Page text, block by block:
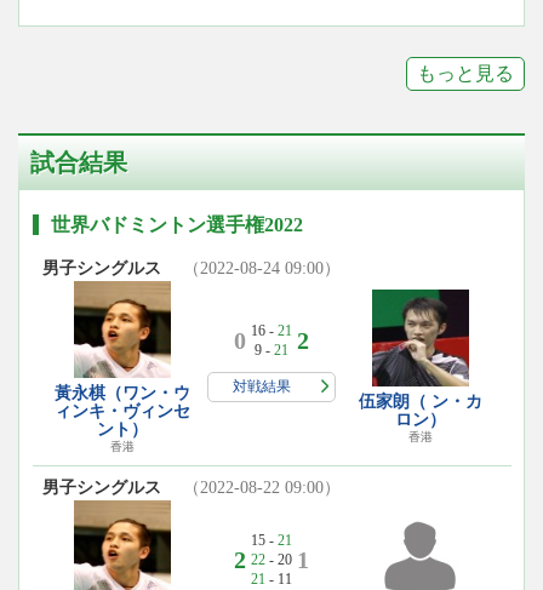
もっと見る
試合結果
世界バドミントン選手権2022
男子シングルス （2022-08-24 09:00）
黃永棋（ワン・ウ
ィンキ・ヴィンセ
ント）
香港
0 16 - 21
9 - 21 2
対戦結果
伍家朗（ ン・カ
ロン）
香港
男子シングルス （2022-08-22 09:00）
2
15 - 21
22- 20
21 - 11
1